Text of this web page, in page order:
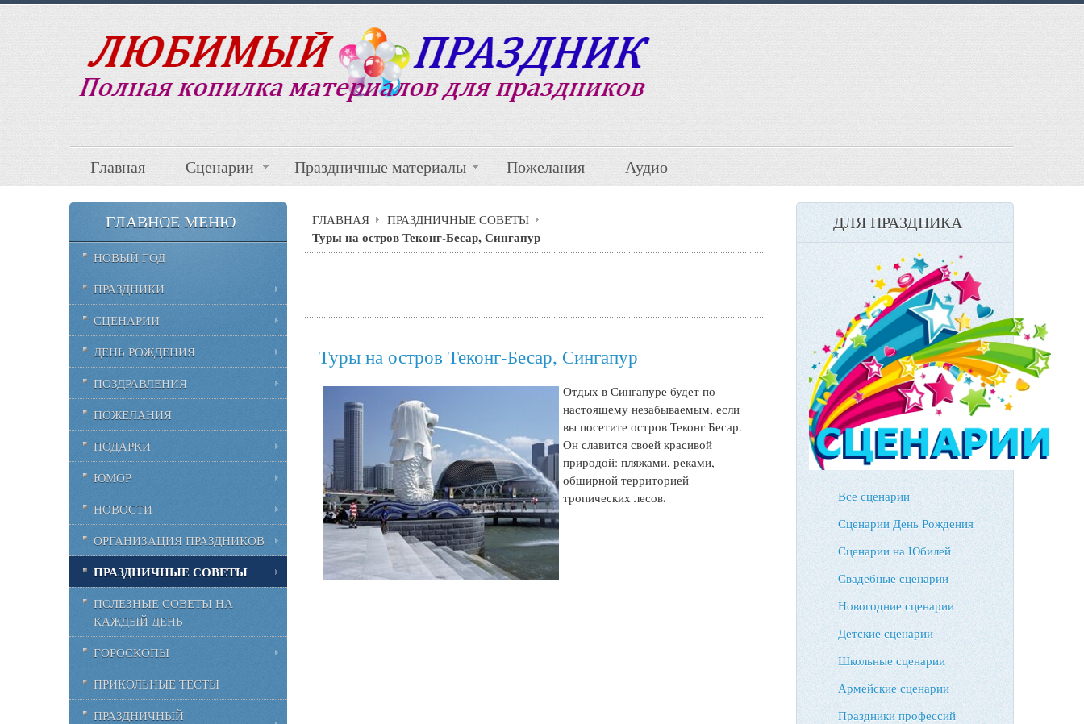
Главная Сценарии Праздничные материалы Пожелания Аудио
ГЛАВНАЯ ПРАЗДНИЧНЫЕ СОВЕТЫ
Туры на остров Теконг-Бесар, Сингапур
Туры на остров Теконг-Бесар, Сингапур
Отдых в Сингапуре будет по-
настоящему незабываемым, если
вы посетите остров Теконг Бесар.
Он славится своей красивой
природой: пляжами, реками,
обширной территорией
тропических лесов.
ГЛАВНОЕ МЕНЮ
НОВЫЙ ГОД
ПРАЗДНИКИ
СЦЕНАРИИ
ДЕНЬ РОЖДЕНИЯ
ПОЗДРАВЛЕНИЯ
ПОЖЕЛАНИЯ
ПОДАРКИ
ЮМОР
НОВОСТИ
ОРГАНИЗАЦИЯ ПРАЗДНИКОВ
ПРАЗДНИЧНЫЕ СОВЕТЫ
ПОЛЕЗНЫЕ СОВЕТЫ НА
КАЖДЫЙ ДЕНЬ
ГОРОСКОПЫ
ПРИКОЛЬНЫЕ ТЕСТЫ
ПРАЗДНИЧНЫЙ
ДЛЯ ПРАЗДНИКА
Все сценарии
Сценарии День Рождения
Сценарии на Юбилей
Свадебные сценарии
Новогодние сценарии
Детские сценарии
Школьные сценарии
Армейские сценарии
Праздники профессий